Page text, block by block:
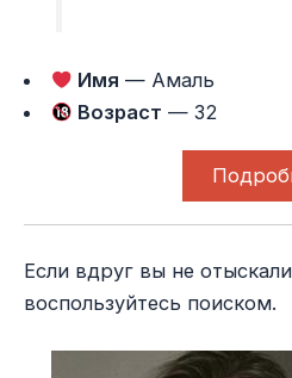
Имя — Амаль
Возраст — 32
Если вдруг вы не
воспользуйтесь поиском.